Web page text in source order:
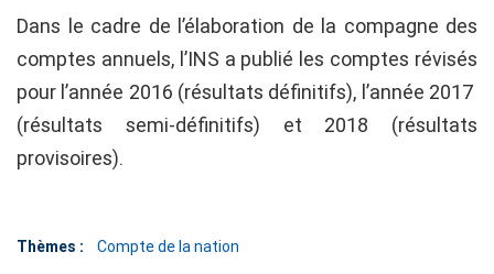
Dans le cadre de l’élaboration de la compagne des
comptes annuels, l’INS a publié les comptes révisés
pour l’année 2016 (résultats définitifs), l’année 2017
(résultats semi-définitifs) et 2018 (résultats
provisoires).
Thèmes : Compte de la nation